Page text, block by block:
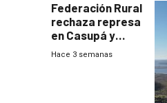
Federación Rural
rechaza represa
en Casupá y
firma demanda
Hace 3 semanas